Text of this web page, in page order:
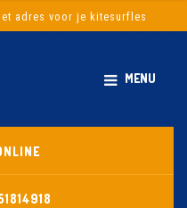
adres voor je kitesurfles
MENU